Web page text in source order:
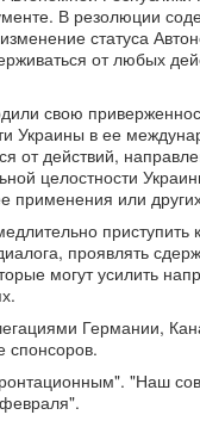
В резолюции
статуса
от любых
свою
Украины в ее
от действий,
целостности
или
проявлять
могут усилить
Германии,
спонсоров.
"Наш